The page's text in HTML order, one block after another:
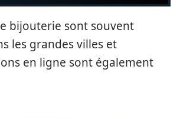
bijouterie sont souvent
les grandes villes et
en ligne sont également